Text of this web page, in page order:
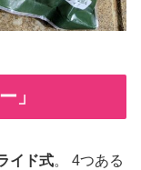
」
イド式。 4つある